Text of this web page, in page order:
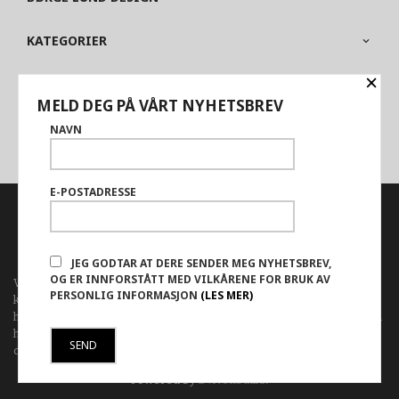
KATEGORIER
PARTNERE
FRAKT KJØPSBETINGELSER SIKKERHET OG PERSONVERN
Vår nettbutikk bruker cookies slik at du får en bedre
kjøpsopplevelse og vi kan yte deg bedre service. Vi bruker cookies
hovedsaklig til å lagre innloggingsdetaljer og huske hva du har puttet i
handlekurven din. Fortsett å bruke siden som normalt om du godtar
dette.
Les mereller
Powered by24Nettbutikk
×
MELD DEG PÅ VÅRT NYHETSBREV
NAVN
E-POSTADRESSE
JEG GODTAR AT DERE SENDER MEG NYHETSBREV,
OG ER INNFORSTÅTT MED VILKÅRENE FOR BRUK AV
PERSONLIG INFORMASJON (LES MER)